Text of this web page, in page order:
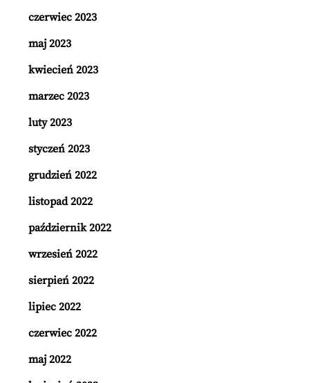
czerwiec 2023
maj 2023
kwiecień 2023
marzec 2023
luty 2023
styczeń 2023
grudzień 2022
listopad 2022
październik 2022
wrzesień 2022
sierpień 2022
lipiec 2022
czerwiec 2022
maj 2022